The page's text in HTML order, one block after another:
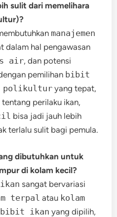
sulit dari memelihara
manajemen
dalam hal pengawasan
air, dan potensi
pemilihan bibit
polikultur yang tepat,
perilaku ikan,
bisa jadi jauh lebih
terlalu sulit bagi pemula.
dibutuhkan untuk
di kolam kecil?
sangat bervariasi
terpal atau kolam
bibit ikan yang dipilih,